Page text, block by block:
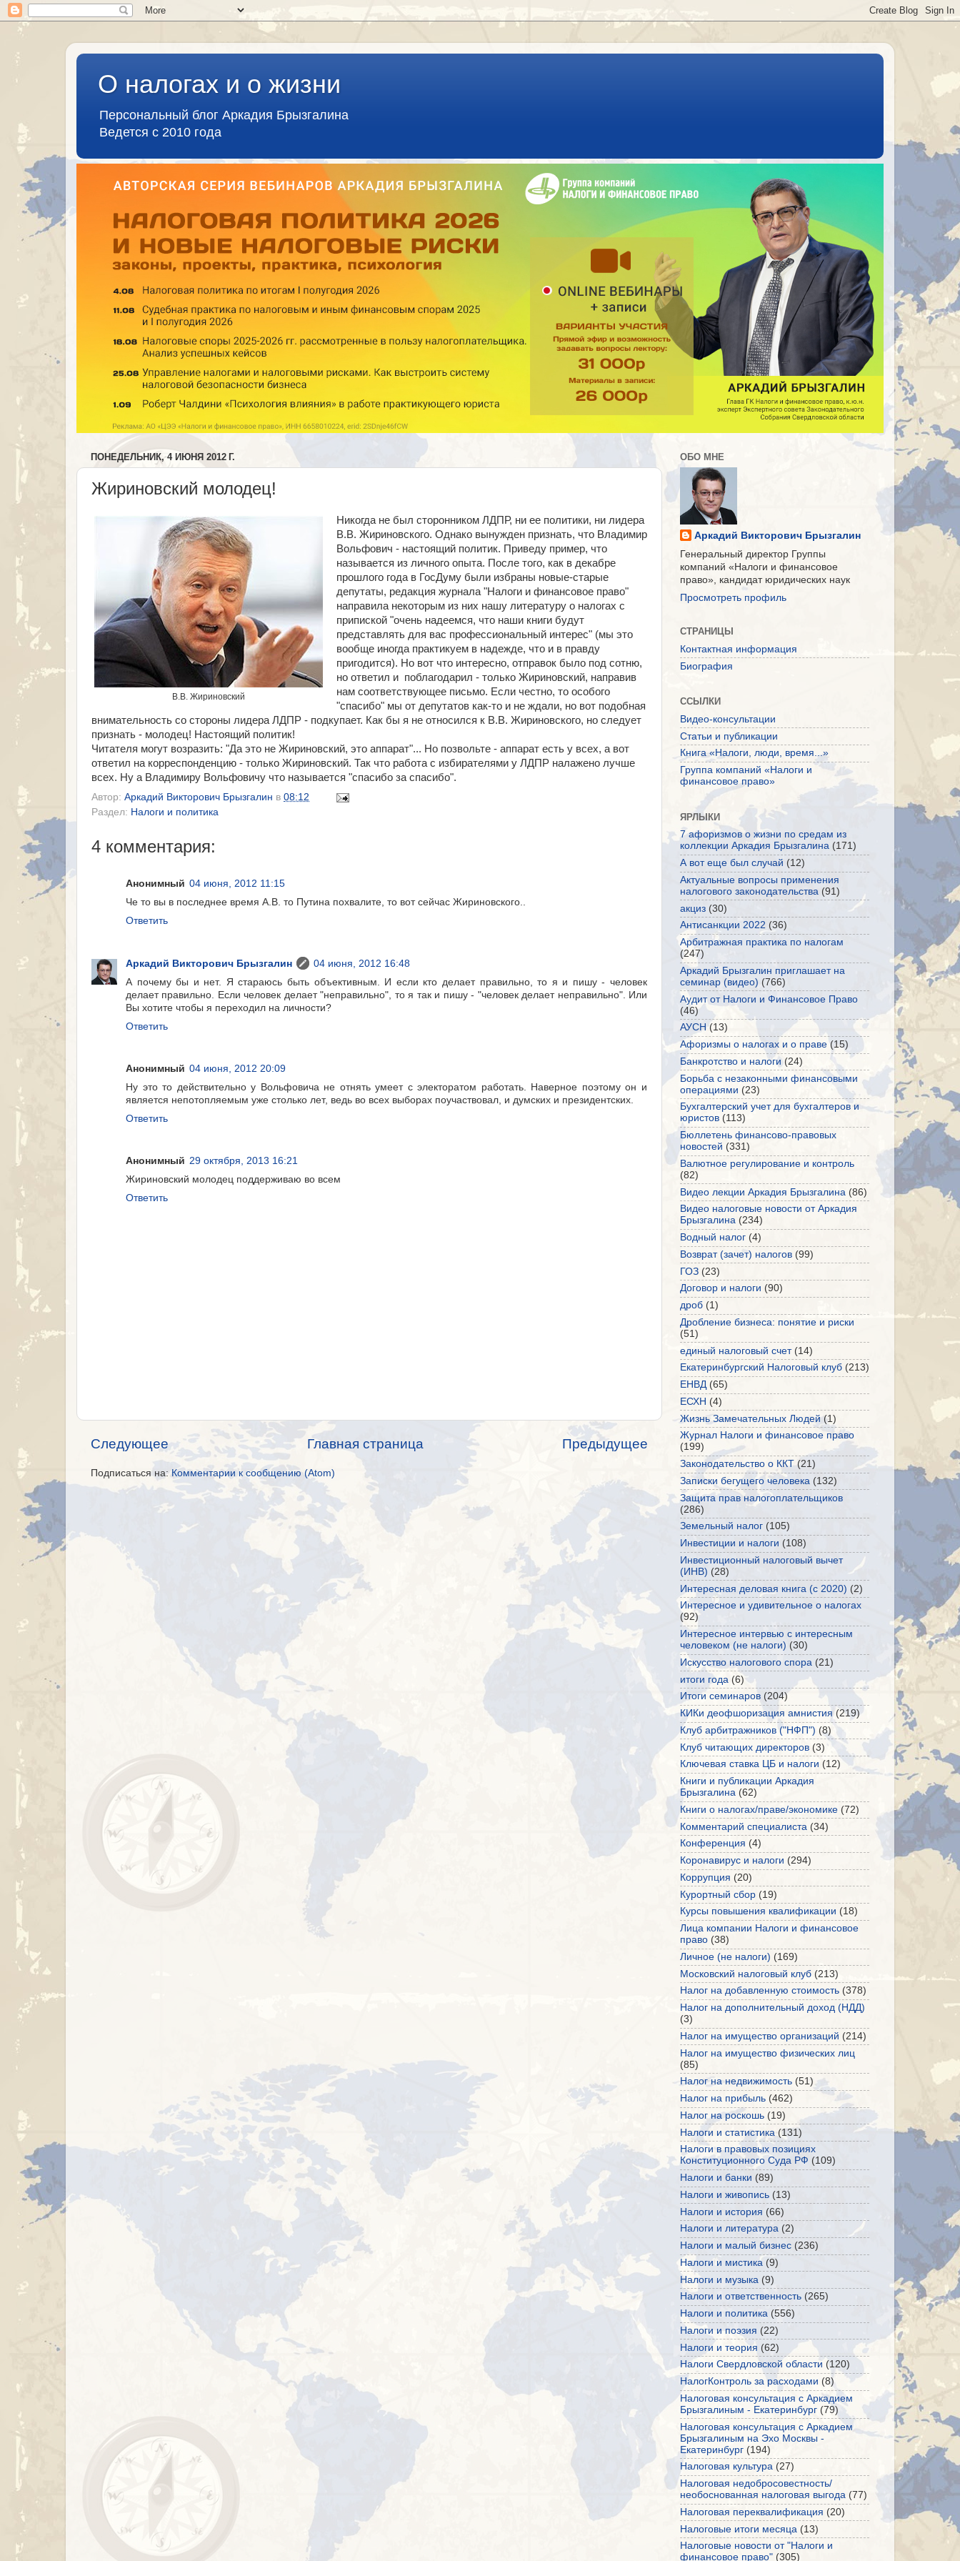
О налогах и о жизни
Персональный блог Аркадия Брызгалина
Ведется с 2010 года
ПОНЕДЕЛЬНИК, 4 ИЮНЯ 2012 Г.
Жириновский молодец!
В.В. Жириновский
Никогда не был сторонником ЛДПР, ни ее политики, ни лидера
В.В. Жириновского. Однако вынужден признать, что Владимир
Вольфович - настоящий политик. Приведу пример, что
называется из личного опыта. После того, как в декабре
прошлого года в ГосДуму были избраны новые-старые
депутаты, редакция журнала "Налоги и финансовое право"
направила некоторым из них нашу литературу о налогах с
припиской "очень надеемся, что наши книги будут
представлять для вас профессиональный интерес" (мы это
вообще иногда практикуем в надежде, что и в правду
пригодится). Но вот что интересно, отправок было под сотню,
но ответил и поблагодарил - только Жириновский, направив
нам соответствующее письмо. Если честно, то особого
"спасибо" мы от депутатов как-то и не ждали, но вот подобная
внимательность со стороны лидера ЛДПР - подкупает. Как бы я не относился к В.В. Жириновского, но следует
признать - молодец! Настоящий политик!
Читателя могут возразить: "Да это не Жириновский, это аппарат"... Но позвольте - аппарат есть у всех, а вот
ответил на корреспонденцию - только Жириновский. Так что работа с избирателями у ЛДПР налажено лучше
всех. Ну а Владимиру Вольфовичу что называется "спасибо за спасибо".
Автор: Аркадий Викторович Брызгалин в 08:12
Раздел: Налоги и политика
4 комментария:
Анонимный 04 июня, 2012 11:15
Че то вы в последнее время А.В. то Путина похвалите, то вот сейчас Жириновского..
Ответить
Аркадий Викторович Брызгалин
04 июня, 2012 16:48
А почему бы и нет. Я стараюсь быть объективным. И если кто делает правильно, то я и пишу - человек
делает правильно. Если человек делает "неправильно", то я так и пишу - "человек делает неправильно". Или
Вы хотите чтобы я переходил на личности?
Ответить
Анонимный 04 июня, 2012 20:09
Ну это то действительно у Вольфовича не отнять умеет с электоратом работать. Наверное поэтому он и
является непотопляемым уже столько лет, ведь во всех выборах поучаствовал, и думских и президентских.
Ответить
Анонимный 29 октября, 2013 16:21
Жириновский молодец поддерживаю во всем
Ответить
Следующее Предыдущее
Главная страница
Подписаться на: Комментарии к сообщению (Atom)
ОБО МНЕ
Аркадий Викторович Брызгалин
Генеральный директор Группы
компаний «Налоги и финансовое
право», кандидат юридических наук
Просмотреть профиль
СТРАНИЦЫ
Контактная информация
Биография
ССЫЛКИ
Видео-консультации
Статьи и публикации
Книга «Налоги, люди, время...»
Группа компаний «Налоги и
финансовое право»
ЯРЛЫКИ
7 афоризмов о жизни по средам из
коллекции Аркадия Брызгалина (171)
А вот еще был случай (12)
Актуальные вопросы применения
налогового законодательства (91)
акциз (30)
Антисанкции 2022 (36)
Арбитражная практика по налогам
(247)
Аркадий Брызгалин приглашает на
семинар (видео) (766)
Аудит от Налоги и Финансовое Право
(46)
АУСН (13)
Афоризмы о налогах и о праве (15)
Банкротство и налоги (24)
Борьба с незаконными финансовыми
операциями (23)
Бухгалтерский учет для бухгалтеров и
юристов (113)
Бюллетень финансово-правовых
новостей (331)
Валютное регулирование и контроль
(82)
Видео лекции Аркадия Брызгалина (86)
Видео налоговые новости от Аркадия
Брызгалина (234)
Водный налог (4)
Возврат (зачет) налогов (99)
ГОЗ (23)
Договор и налоги (90)
дроб (1)
Дробление бизнеса: понятие и риски
(51)
единый налоговый счет (14)
Екатеринбургский Налоговый клуб (213)
ЕНВД (65)
ЕСХН (4)
Жизнь Замечательных Людей (1)
Журнал Налоги и финансовое право
(199)
Законодательство о ККТ (21)
Записки бегущего человека (132)
Защита прав налогоплательщиков
(286)
Земельный налог (105)
Инвестиции и налоги (108)
Инвестиционный налоговый вычет
(ИНВ) (28)
Интересная деловая книга (с 2020) (2)
Интересное и удивительное о налогах
(92)
Интересное интервью с интересным
человеком (не налоги) (30)
Искусство налогового спора (21)
итоги года (6)
Итоги семинаров (204)
КИКи деофшоризация амнистия (219)
Клуб арбитражников ("НФП") (8)
Клуб читающих директоров (3)
Ключевая ставка ЦБ и налоги (12)
Книги и публикации Аркадия
Брызгалина (62)
Книги о налогах/праве/экономике (72)
Комментарий специалиста (34)
Конференция (4)
Коронавирус и налоги (294)
Коррупция (20)
Курортный сбор (19)
Курсы повышения квалификации (18)
Лица компании Налоги и финансовое
право (38)
Личное (не налоги) (169)
Московский налоговый клуб (213)
Налог на добавленную стоимость (378)
Налог на дополнительный доход (НДД)
(3)
Налог на имущество организаций (214)
Налог на имущество физических лиц
(85)
Налог на недвижимость (51)
Налог на прибыль (462)
Налог на роскошь (19)
Налоги и статистика (131)
Налоги в правовых позициях
Конституционного Суда РФ (109)
Налоги и банки (89)
Налоги и живопись (13)
Налоги и история (66)
Налоги и литература (2)
Налоги и малый бизнес (236)
Налоги и мистика (9)
Налоги и музыка (9)
Налоги и ответственность (265)
Налоги и политика (556)
Налоги и поэзия (22)
Налоги и теория (62)
Налоги Свердловской области (120)
НалогКонтроль за расходами (8)
Налоговая консультация с Аркадием
Брызгалиным - Екатеринбург (79)
Налоговая консультация с Аркадием
Брызгалиным на Эхо Москвы -
Екатеринбург (194)
Налоговая культура (27)
Налоговая недобросовестность/
необоснованная налоговая выгода (77)
Налоговая переквалификация (20)
Налоговые итоги месяца (13)
Налоговые новости от "Налоги и
финансовое право" (305)